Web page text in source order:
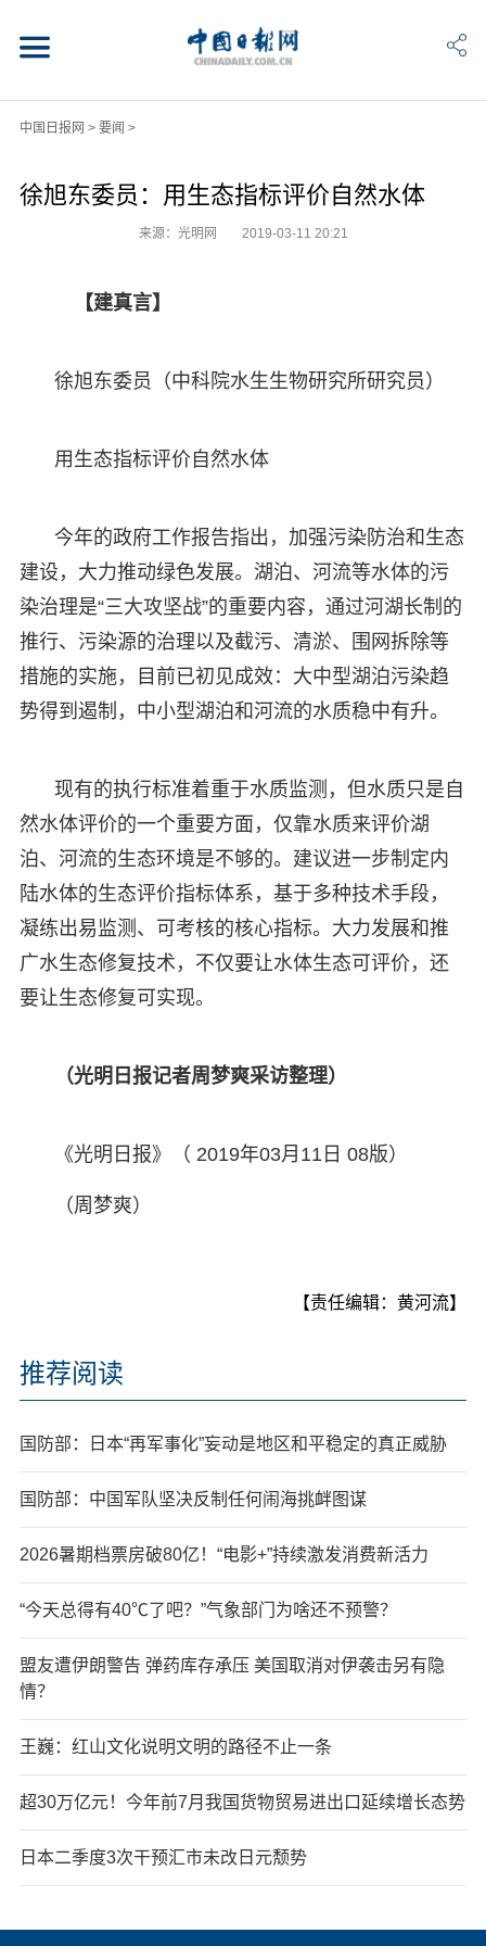
中国日报网 > 要闻 >
徐旭东委员：用生态指标评价自然水体
来源：光明网 2019-03-11 20:21
【建真言】
徐旭东委员（中科院水生生物研究所研究员）
用生态指标评价自然水体
今年的政府工作报告指出，加强污染防治和生态
建设，大力推动绿色发展。湖泊、河流等水体的污
染治理是“三大攻坚战”的重要内容，通过河湖长制的
推行、污染源的治理以及截污、清淤、围网拆除等
措施的实施，目前已初见成效：大中型湖泊污染趋
势得到遏制，中小型湖泊和河流的水质稳中有升。
现有的执行标准着重于水质监测，但水质只是自
然水体评价的一个重要方面，仅靠水质来评价湖
泊、河流的生态环境是不够的。建议进一步制定内
陆水体的生态评价指标体系，基于多种技术手段，
凝练出易监测、可考核的核心指标。大力发展和推
广水生态修复技术，不仅要让水体生态可评价，还
要让生态修复可实现。
（光明日报记者周梦爽采访整理）
《光明日报》（ 2019年03月11日 08版）
（周梦爽）
【责任编辑：黄河流】
推荐阅读
国防部：日本“再军事化”妄动是地区和平稳定的真正威胁
国防部：中国军队坚决反制任何闹海挑衅图谋
2026暑期档票房破80亿！“电影+”持续激发消费新活力
“今天总得有40℃了吧？”气象部门为啥还不预警？
盟友遭伊朗警告 弹药库存承压 美国取消对伊袭击另有隐
情？
王巍：红山文化说明文明的路径不止一条
超30万亿元！今年前7月我国货物贸易进出口延续增长态势
日本二季度3次干预汇市未改日元颓势